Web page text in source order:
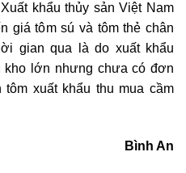
khẩu thủy sản Việt Nam
giá tôm sú và tôm thẻ chân
gian qua là do xuất khẩu
kho lớn nhưng chưa có đơn
xuất khẩu thu mua cầm
Bình An